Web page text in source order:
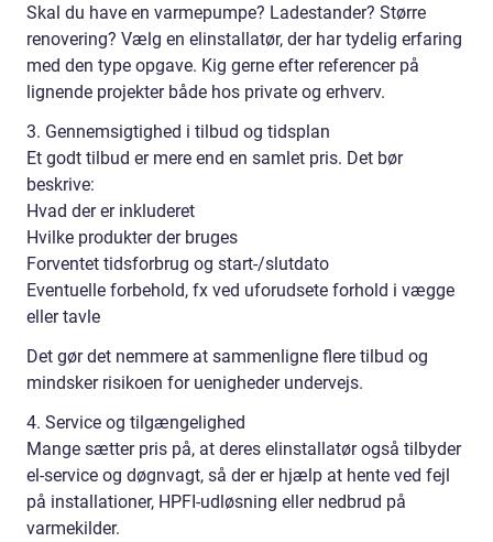
Skal du have en varmepumpe? Ladestander? Større
renovering? Vælg en elinstallatør, der har tydelig erfaring
med den type opgave. Kig gerne efter referencer på
lignende projekter både hos private og erhverv.
3. Gennemsigtighed i tilbud og tidsplan
Et godt tilbud er mere end en samlet pris. Det bør
beskrive:
Hvad der er inkluderet
Hvilke produkter der bruges
Forventet tidsforbrug og start-/slutdato
Eventuelle forbehold, fx ved uforudsete forhold i vægge
eller tavle
Det gør det nemmere at sammenligne flere tilbud og
mindsker risikoen for uenigheder undervejs.
4. Service og tilgængelighed
Mange sætter pris på, at deres elinstallatør også tilbyder
el-service og døgnvagt, så der er hjælp at hente ved fejl
på installationer, HPFI-udløsning eller nedbrud på
varmekilder.